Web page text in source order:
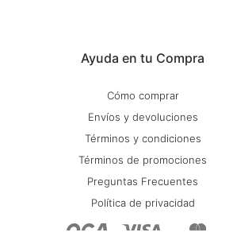
Ayuda en tu Compra
Cómo comprar
Envíos y devoluciones
Términos y condiciones
Términos de promociones
Preguntas Frecuentes
Política de privacidad